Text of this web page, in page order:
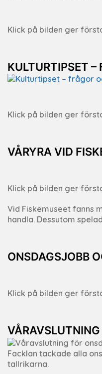
Klick på bilden ger
KULTURTIPSET –
Klick på bilden ger
VÅRYRA VID
Klick på bilden ger
Vid Fiskemuseet fanns
handla. Dessutom
ONSDAGSJOBB
Klick på bilden ger
Facklan tackade alla
tallrikarna.